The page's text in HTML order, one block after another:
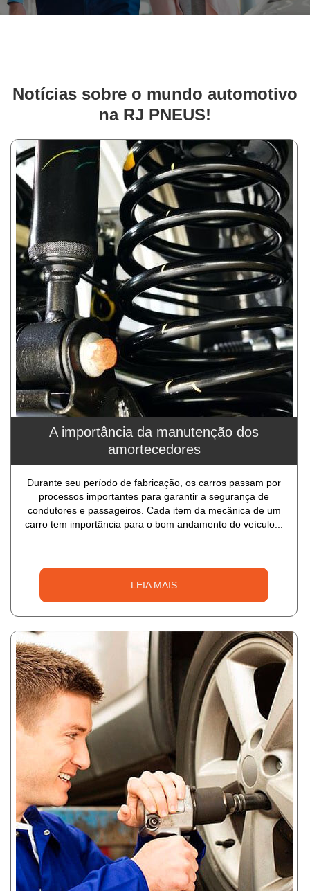
Notícias sobre o mundo automotivo
na RJ PNEUS!
A importância da manutenção dos
amortecedores
Durante seu período de fabricação, os carros passam por
processos importantes para garantir a segurança de
condutores e passageiros. Cada item da mecânica de um
carro tem importância para o bom andamento do veículo...
LEIA MAIS